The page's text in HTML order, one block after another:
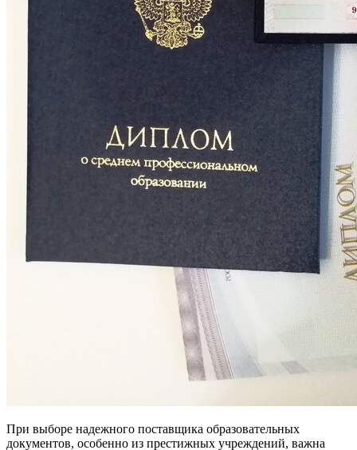
При выборе надежного поставщика образовательных
документов, особенно из престижных учреждений, важна